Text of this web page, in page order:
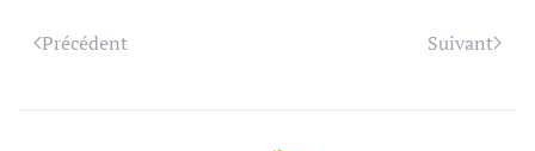
Précédent Suivant